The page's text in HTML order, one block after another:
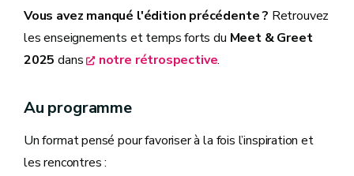
Vous avez manqué l'édition précédente ? Retrouvez
les enseignements et temps forts du Meet & Greet
2025 dans notre rétrospective.
Au programme
Un format pensé pour favoriser à la fois l’inspiration et
les rencontres :